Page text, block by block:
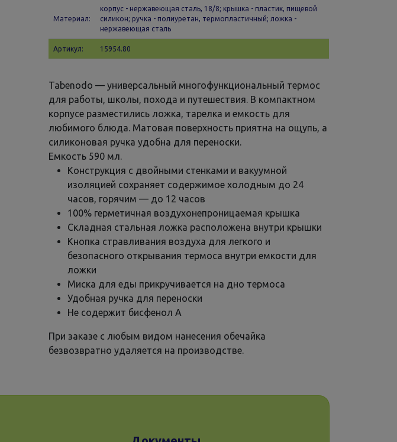
Материал:
корпус - нержавеющая сталь, 18/8; крышка - пластик, пищевой
силикон; ручка - полиуретан, термопластичный; ложка -
нержавеющая сталь
Артикул: 15954.80
Tabenodo — универсальный многофункциональный термос
для работы, школы, похода и путешествия. В компактном
корпусе разместились ложка, тарелка и емкость для
любимого блюда. Матовая поверхность приятна на ощупь, а
силиконовая ручка удобна для переноски.
Емкость 590 мл.
Конструкция с двойными стенками и вакуумной
изоляцией сохраняет содержимое холодным до 24
часов, горячим — до 12 часов
100% герметичная воздухонепроницаемая крышка
Складная стальная ложка расположена внутри крышки
Кнопка стравливания воздуха для легкого и
безопасного открывания термоса внутри емкости для
ложки
Миска для еды прикручивается на дно термоса
Удобная ручка для переноски
Не содержит бисфенол А
При заказе с любым видом нанесения обечайка
безвозвратно удаляется на производстве.